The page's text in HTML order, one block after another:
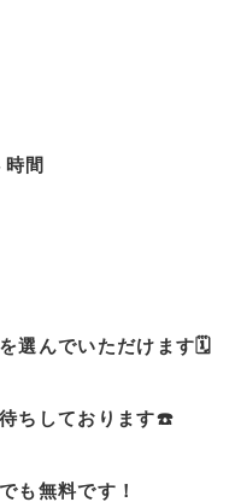
間
選んでいただけます🗓️
ちしております☎️
も無料です！